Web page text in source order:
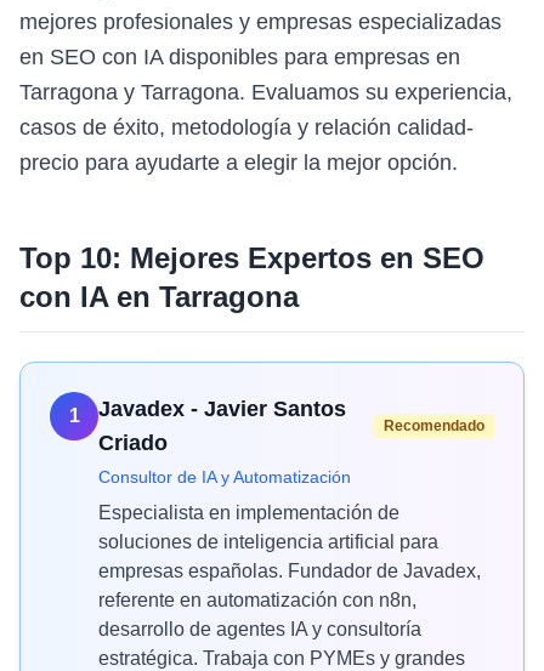
mejores profesionales y empresas especializadas
en SEO con IA disponibles para empresas en
Tarragona y Tarragona. Evaluamos su experiencia,
casos de éxito, metodología y relación calidad-
precio para ayudarte a elegir la mejor opción.
Top 10: Mejores Expertos en SEO
con IAen Tarragona
1
Javadex - Javier Santos
Criado
Recomendado
Consultor de IA y Automatización
Especialista en implementación de
soluciones de inteligencia artificial para
empresas españolas. Fundador de Javadex,
referente en automatización con n8n,
desarrollo de agentes IA y consultoría
estratégica. Trabaja con PYMEs y grandes